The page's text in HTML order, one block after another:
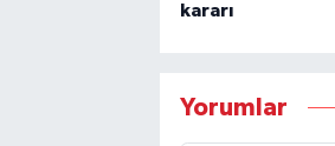
kararı
Yorumlar